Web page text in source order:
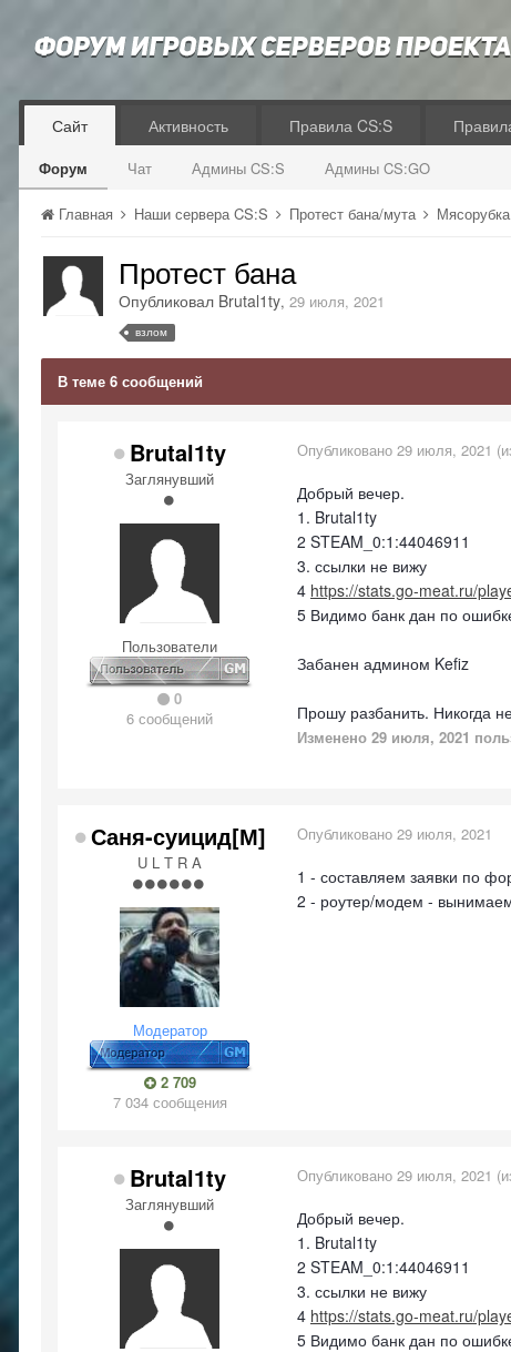
Сайт
Форум Чат Админы CS:S Админы CS:GO
Активность Правила CS:S
Главная Наши сервера CS:S Протест бана/мута
Протест бана
Опубликовал Brutal1ty, 29 июля, 2021
взлом
В теме 6 сообщений
Brutal1ty
Заглянувший
Пользователи
0
6 сообщений
Опубликовано 29 июля, 2021
Добрый вечер.
1. Brutal1ty
2 STEAM_0:1:44046911
3. ссылки не вижу
4 https://stats.go-meat.ru/
5 Видимо банк дан по
Забанен админом Kefiz
Прошу разбанить. Никогда
Изменено 29 июля, 2021
Саня-суицид[М]
U L T R A
Модератор
2 709
7 034 сообщения
Опубликовано 29 июля, 2021
1 - составляем заявки по
2 - роутер/модем -
Brutal1ty
Заглянувший
Опубликовано 29 июля, 2021
Добрый вечер.
1. Brutal1ty
2 STEAM_0:1:44046911
3. ссылки не вижу
4 https://stats.go-meat.ru/
5 Видимо банк дан по